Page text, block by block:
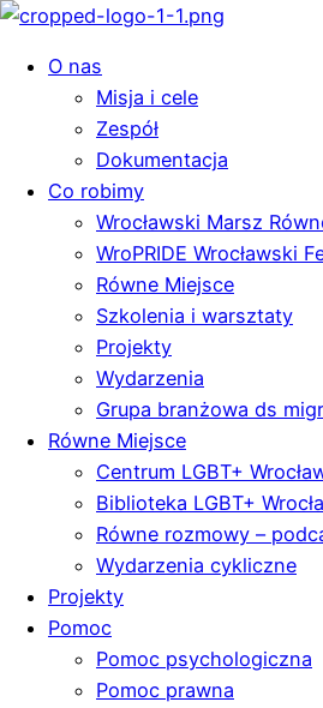
O nas
Misja i cele
Zespół
Dokumentacja
Co robimy
Wrocławski Marsz
WroPRIDE Wrocławski
Równe Miejsce
Szkolenia i warsztaty
Projekty
Wydarzenia
Grupa branżowa ds
Równe Miejsce
Centrum LGBT+
Biblioteka LGBT+
Równe rozmowy –
Wydarzenia cykliczne
Projekty
Pomoc
Pomoc psychologiczna
Pomoc prawna